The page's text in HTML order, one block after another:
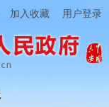
加入收藏 用户登录